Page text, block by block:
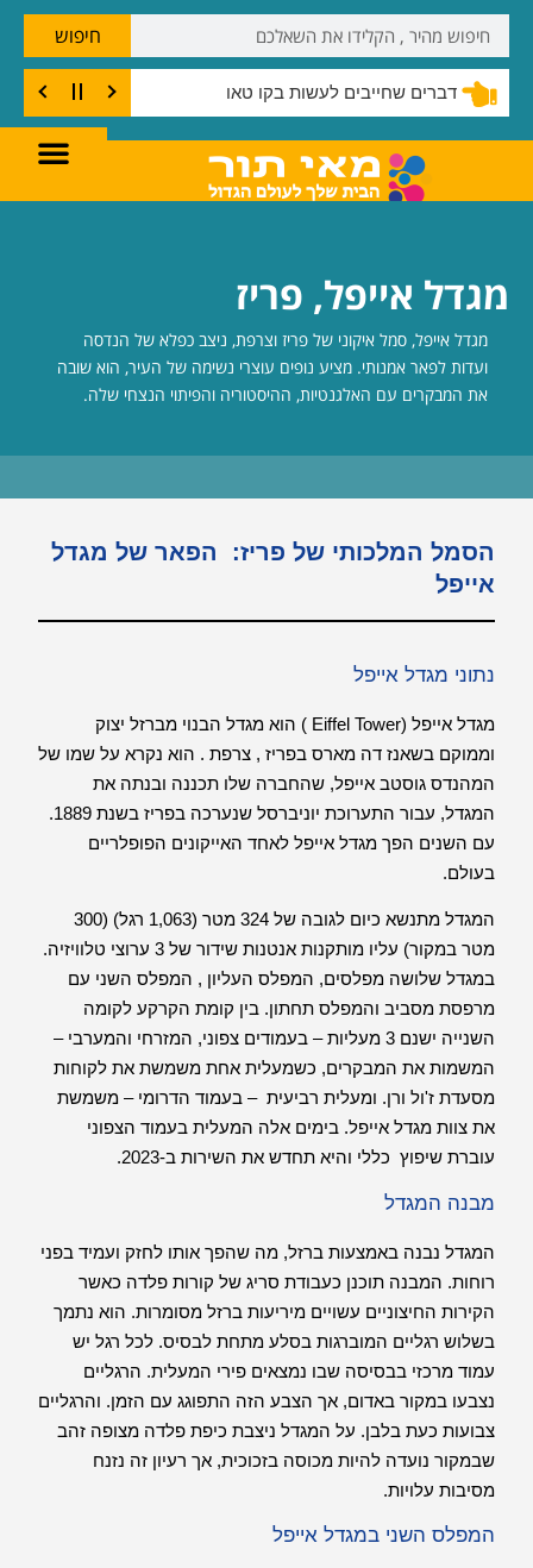
דברים שחייבים לעשות בקו טאו
חיפוש
מגדל אייפל, פריז
מגדל אייפל, סמל איקוני של פריז וצרפת, ניצב כפלא של הנדסה
ועדות לפאר אמנותי. מציע נופים עוצרי נשימה של העיר, הוא שובה
את המבקרים עם האלגנטיות, ההיסטוריה והפיתוי הנצחי שלה.
הסמל המלכותי של פריז: הפאר של מגדל
אייפל
נתוני מגדל אייפל
מגדל אייפל (Eiffel Tower ) הוא מגדל הבנוי מברזל יצוק
וממוקם בשאנז דה מארס בפריז , צרפת . הוא נקרא על שמו של
המהנדס גוסטב אייפל, שהחברה שלו תכננה ובנתה את
המגדל, עבור התערוכת יוניברסל שנערכה בפריז בשנת 1889.
עם השנים הפך מגדל אייפל לאחד האייקונים הפופלריים
בעולם.
המגדל מתנשא כיום לגובה של 324 מטר (1,063 רגל) (300
מטר במקור) עליו מותקנות אנטנות שידור של 3 ערוצי טלוויזיה.
במגדל שלושה מפלסים, המפלס העליון , המפלס השני עם
מרפסת מסביב והמפלס תחתון. בין קומת הקרקע לקומה
השנייה ישנם 3 מעליות – בעמודים צפוני, המזרחי והמערבי –
המשמות את המבקרים, כשמעלית אחת משמשת את לקוחות
מסעדת ז'ול ורן. ומעלית רביעית – בעמוד הדרומי – משמשת
את צוות מגדל אייפל. בימים אלה המעלית בעמוד הצפוני
עוברת שיפוץ כללי והיא תחדש את השירות ב-2023.
מבנה המגדל
המגדל נבנה באמצעות ברזל, מה שהפך אותו לחזק ועמיד בפני
רוחות. המבנה תוכנן כעבודת סריג של קורות פלדה כאשר
הקירות החיצוניים עשויים מיריעות ברזל מסומרות. הוא נתמך
בשלוש רגליים המוברגות בסלע מתחת לבסיס. לכל רגל יש
עמוד מרכזי בבסיסה שבו נמצאים פירי המעלית. הרגליים
נצבעו במקור באדום, אך הצבע הזה התפוגג עם הזמן. והרגליים
צבועות כעת בלבן. על המגדל ניצבת כיפת פלדה מצופה זהב
שבמקור נועדה להיות מכוסה בזכוכית, אך רעיון זה נזנח
מסיבות עלויות.
המפלס השני במגדל אייפל